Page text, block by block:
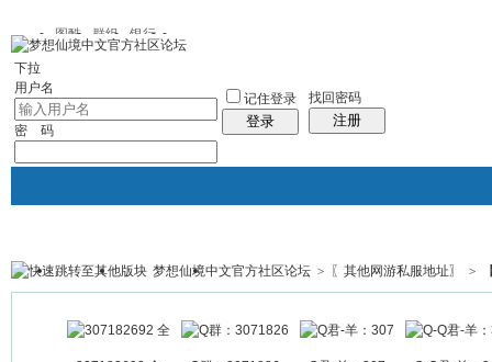
图酷 群组 银行
下拉
用户名
密 码
记住登录
登录
找回密码
注册
银行 群组聚合 我的空间
帖子
梦想仙境中文官方社区论坛 > 〖其他网游私服地址〗 >